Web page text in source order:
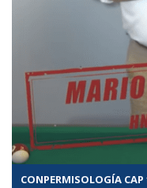
CONPERMISOLOGÍA CAP